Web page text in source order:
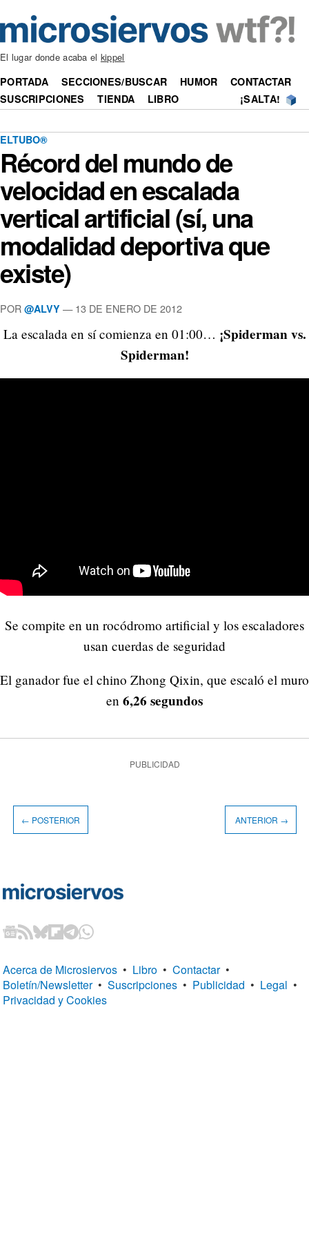
El lugar donde acaba el kippel
PORTADA SECCIONES/BUSCAR HUMOR
CONTACTAR
SUSCRIPCIONES
TIENDA LIBRO ¡SALTA!
ELTUBO®
Récord del mundo de
velocidad en escalada
vertical artificial (sí, una
modalidad deportiva que
existe)
POR @ALVY —13 DE ENERO DE 2012
La escalada en sí comienza en 01:00… ¡Spiderman vs.
Spiderman!
Se compite en un rocódromo artificial y los escaladores
usan cuerdas de seguridad
El ganador fue el chino Zhong Qixin, que escaló el muro
en 6,26 segundos
PUBLICIDAD
← POSTERIOR ANTERIOR →
Acerca de Microsiervos • Libro • Contactar •
Boletín/Newsletter • Suscripciones • Publicidad • Legal •
Privacidad y Cookies